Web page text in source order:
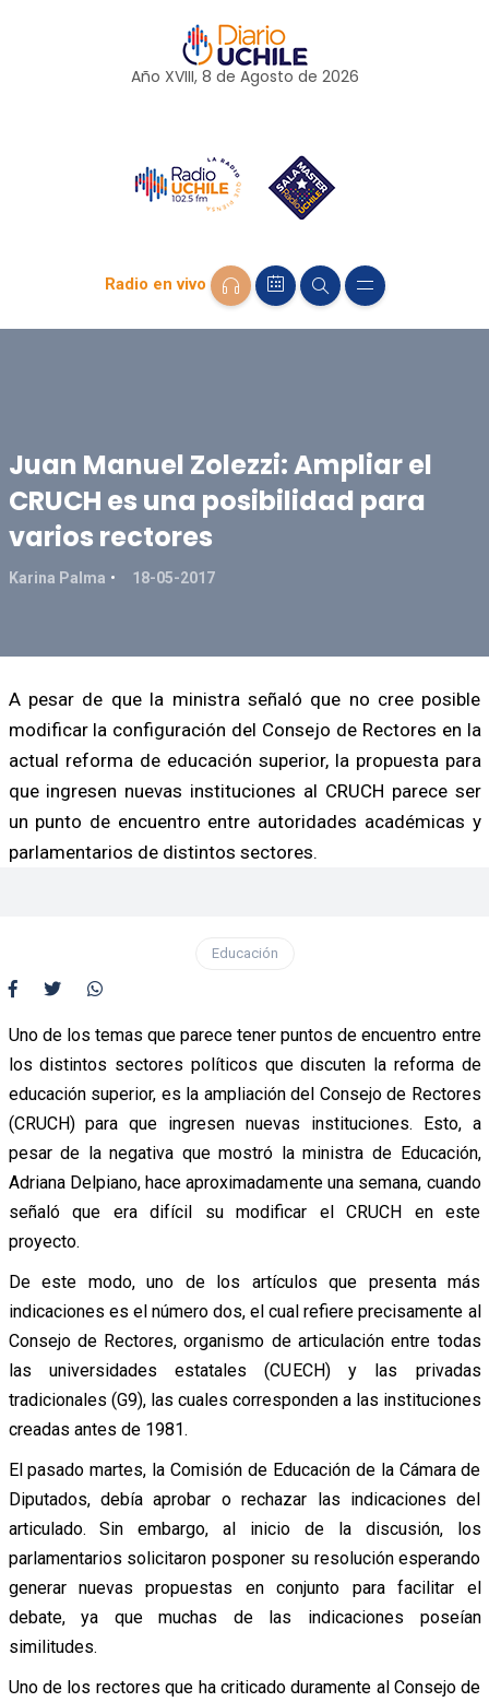
Año XVIII, 8 de Agosto de 2026
Radio en vivo
Juan Manuel Zolezzi: Ampliar el
CRUCH es una posibilidad para
varios rectores
Karina Palma 18-05-2017
A pesar de que la ministra señaló que no cree posible
modificar la configuración del Consejo de Rectores en la
actual reforma de educación superior, la propuesta para
que ingresen nuevas instituciones al CRUCH parece ser
un punto de encuentro entre autoridades académicas y
parlamentarios de distintos sectores.
Educación
Uno de los temas que parece tener puntos de encuentro entre
los distintos sectores políticos que discuten la reforma de
educación superior, es la ampliación del Consejo de Rectores
(CRUCH) para que ingresen nuevas instituciones. Esto, a
pesar de la negativa que mostró la ministra de Educación,
Adriana Delpiano, hace aproximadamente una semana, cuando
señaló que era difícil su modificar el CRUCH en este
proyecto.
De este modo, uno de los artículos que presenta más
indicaciones es el número dos, el cual refiere precisamente al
Consejo de Rectores, organismo de articulación entre todas
las universidades estatales (CUECH) y las privadas
tradicionales (G9), las cuales corresponden a las instituciones
creadas antes de 1981.
El pasado martes, la Comisión de Educación de la Cámara de
Diputados, debía aprobar o rechazar las indicaciones del
articulado. Sin embargo, al inicio de la discusión, los
parlamentarios solicitaron posponer su resolución esperando
generar nuevas propuestas en conjunto para facilitar el
debate, ya que muchas de las indicaciones poseían
similitudes.
Uno de los rectores que ha criticado duramente al Consejo de